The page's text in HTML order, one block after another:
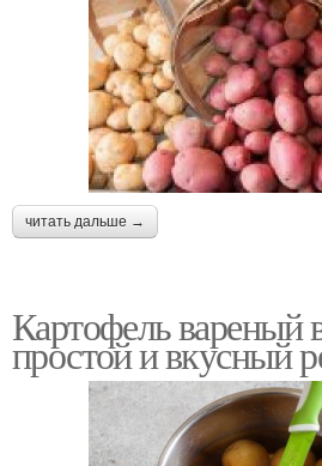
читать дальше →
Картофель вареный
простой и вкусный